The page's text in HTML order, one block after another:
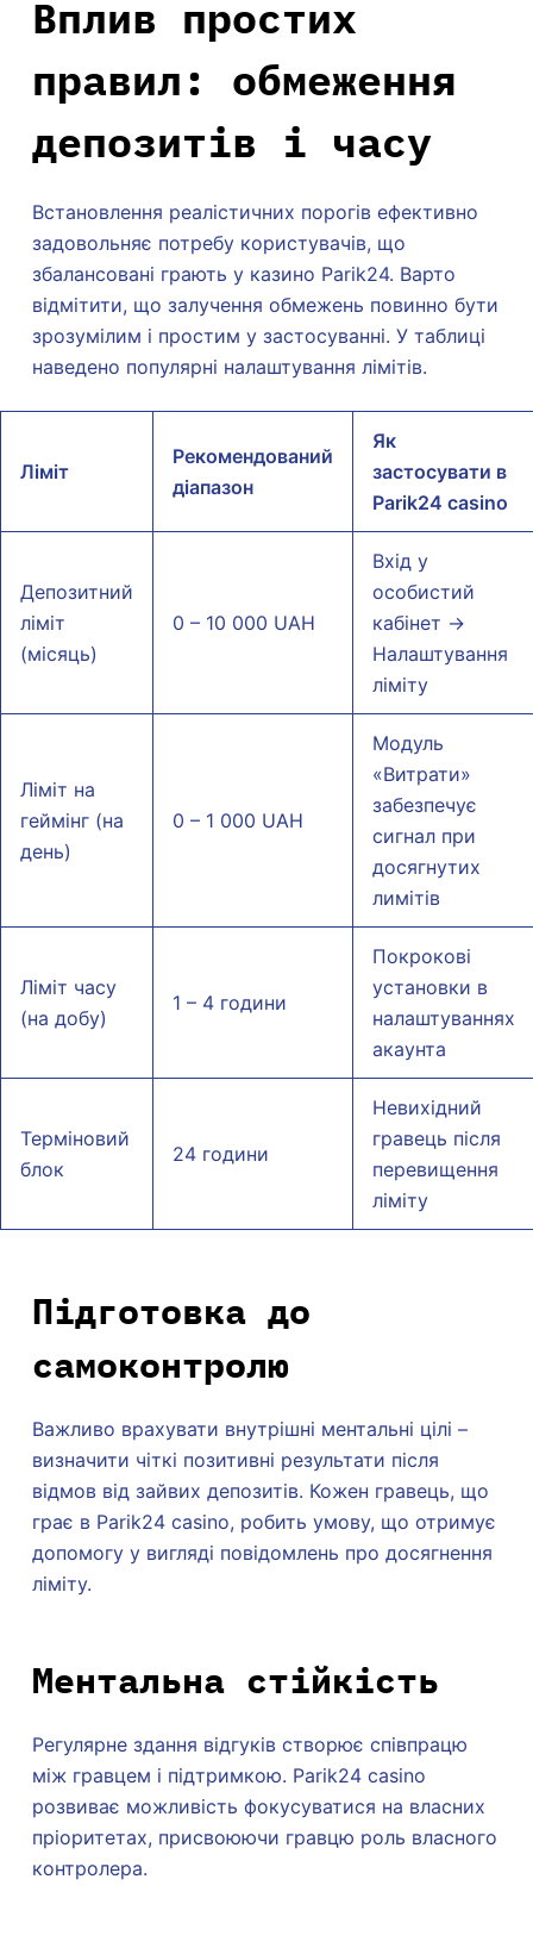
Вплив простих
правил: обмеження
депозитів і часу
Встановлення реалістичних порогів ефективно
задовольняє потребу користувачів, що
збалансовані грають у казино Parik24. Варто
відмітити, що залучення обмежень повинно бути
зрозумілим і простим у застосуванні. У таблиці
наведено популярні налаштування лімітів.
Ліміт
Рекомендований
діапазон
Як
застосувати в
Parik24 casino
Депозитний
ліміт
(місяць)
0 – 10 000 UAH
Вхід у
особистий
кабінет →
Налаштування
ліміту
Ліміт на
геймінг (на
день)
0 – 1 000 UAH
Модуль
«Витрати»
забезпечує
сигнал при
досягнутих
лимітів
Ліміт часу
(на добу)
1 – 4 години
Покрокові
установки в
налаштуваннях
акаунта
Терміновий
блок
24 години
Невихідний
гравець після
перевищення
ліміту
Підготовка до
самоконтролю
Важливо врахувати внутрішні ментальні цілі –
визначити чіткі позитивні результати після
відмов від зайвих депозитів. Кожен гравець, що
грає в Parik24 casino, робить умову, що отримує
допомогу у вигляді повідомлень про досягнення
ліміту.
Ментальна стійкість
Регулярне здання відгуків створює співпрацю
між гравцем і підтримкою. Parik24 casino
розвиває можливість фокусуватися на власних
пріоритетах, присвоюючи гравцю роль власного
контролера.